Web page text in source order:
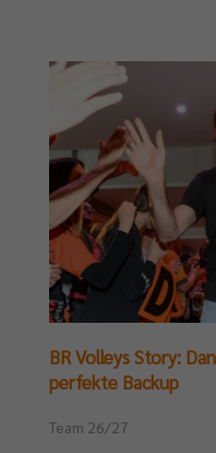
BR Volleys Story:
perfekte Backup
Team 26/27